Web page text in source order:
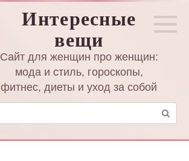
Интересные
вещи
Сайт для женщин про женщин:
мода и стиль, гороскопы,
фитнес, диеты и уход за собой